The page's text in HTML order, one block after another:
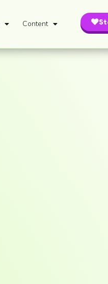
Content